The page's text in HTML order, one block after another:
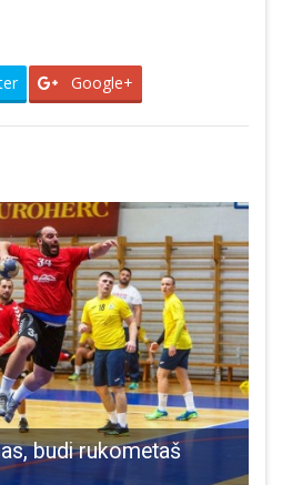
Google+
budi rukometaš